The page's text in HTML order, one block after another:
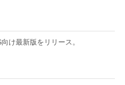
向け最新版をリリース。